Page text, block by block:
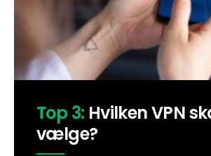
Top 3: Hvilken VPN
vælge?